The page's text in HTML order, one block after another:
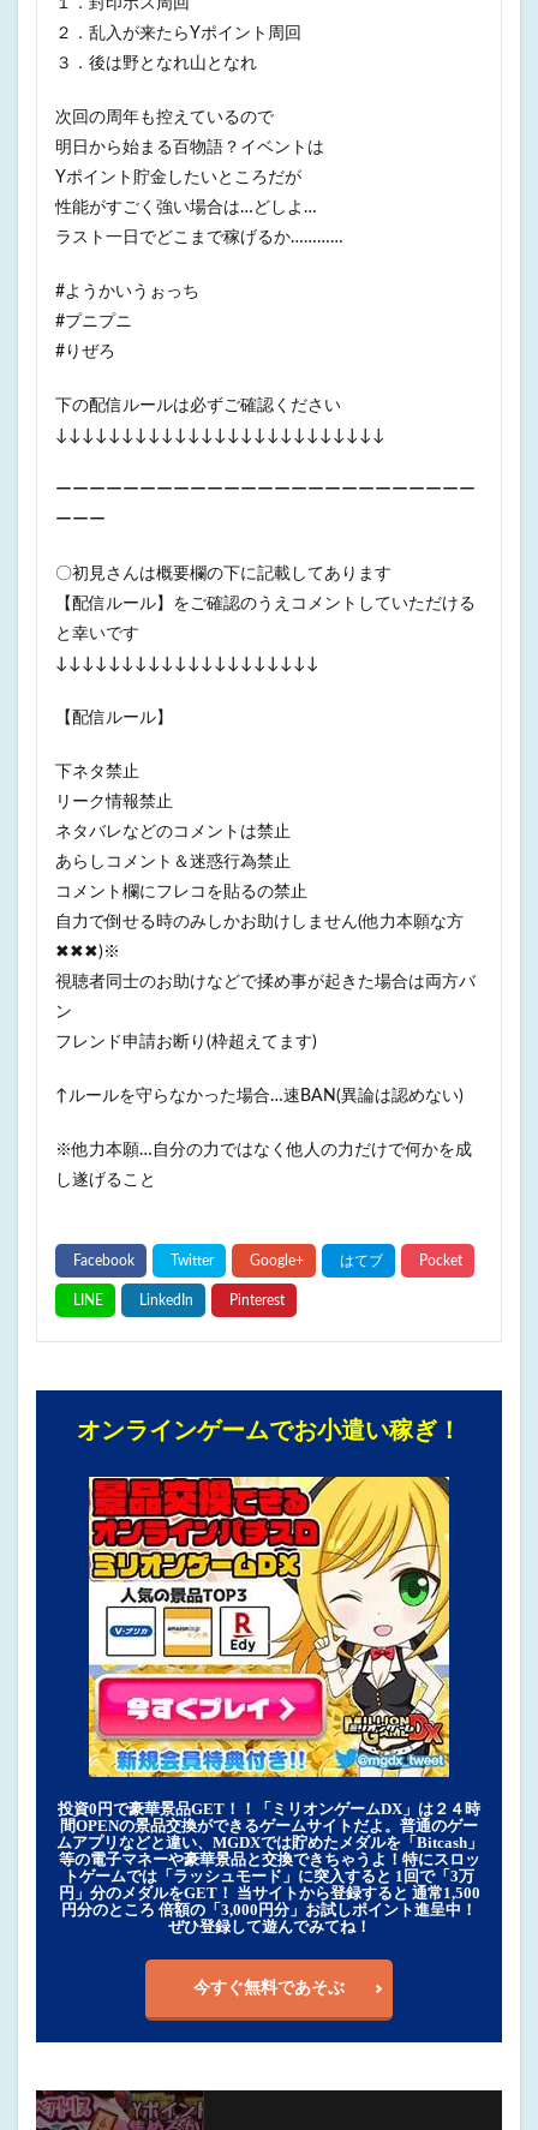
１．封印ボス周回
２．乱入が来たらYポイント周回
３．後は野となれ山となれ
次回の周年も控えているので
明日から始まる百物語？イベントは
Yポイント貯金したいところだが
性能がすごく強い場合は…どしよ…
ラスト一日でどこまで稼げるか…………
#ようかいうぉっち
#プニプニ
#りぜろ
下の配信ルールは必ずご確認ください
↓↓↓↓↓↓↓↓↓↓↓↓↓↓↓↓↓↓↓↓↓↓↓↓↓
ーーーーーーーーーーーーーーーーーーーーーーーーー
ーーー
〇初見さんは概要欄の下に記載してあります
【配信ルール】をご確認のうえコメントしていただける
と幸いです
↓↓↓↓↓↓↓↓↓↓↓↓↓↓↓↓↓↓↓↓
【配信ルール】
下ネタ禁止
リーク情報禁止
ネタバレなどのコメントは禁止
あらしコメント＆迷惑行為禁止
コメント欄にフレコを貼るの禁止
自力で倒せる時のみしかお助けしません(他力本願な方
✖✖✖)※
視聴者同士のお助けなどで揉め事が起きた場合は両方バ
ン
フレンド申請お断り(枠超えてます)
↑ルールを守らなかった場合…速BAN(異論は認めない)
※他力本願…自分の力ではなく他人の力だけで何かを成
し遂げること
オンラインゲームでお小遣い稼ぎ！
投資0円で豪華景品GET！！「ミリオンゲームDX」は２４時
間OPENの景品交換ができるゲームサイトだよ。普通のゲー
ムアプリなどと違い、MGDXでは貯めたメダルを「Bitcash」
等の電子マネーや豪華景品と交換できちゃうよ！特にスロッ
トゲームでは「ラッシュモード」に突入すると 1回で「3万
円」分のメダルをGET！ 当サイトから登録すると 通常1,500
円分のところ 倍額の「3,000円分」お試しポイント進呈中！
ぜひ登録して遊んでみてね！
今すぐ無料であそぶ